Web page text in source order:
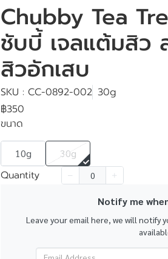
Chubby Tea
ชับบี้ เจลแต้มสิว
สิวอักเสบ
SKU : CC-0892-002 30g
฿350
ขนาด
10g 30g
Quantity
Notify me
Leave your email here, we will notify